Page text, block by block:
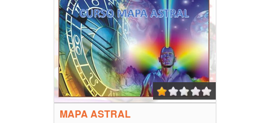
MAPA ASTRAL